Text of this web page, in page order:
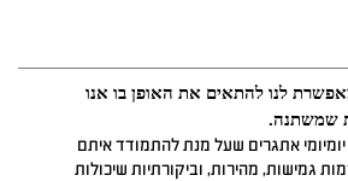
שמשתנה.
אתגרים שעל מנת להתמודד איתם
גמישות, מהירות, וביקורתיות שיכולות